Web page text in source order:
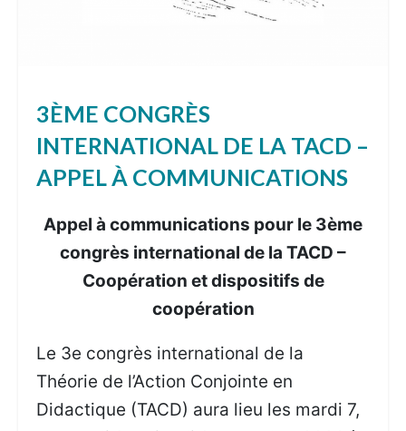
3ÈME CONGRÈS
INTERNATIONAL DE LA TACD –
APPEL À COMMUNICATIONS
Appel à communications pour le 3ème
congrès international de la TACD –
Coopération et dispositifs de
coopération
Le 3e congrès international de la
Théorie de l’Action Conjointe en
Didactique (TACD) aura lieu les mardi 7,